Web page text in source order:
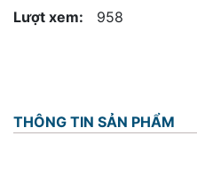
Lượt xem: 958
THÔNG TIN SẢN PHẨM